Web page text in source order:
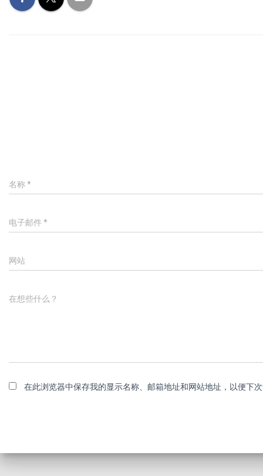
名称*
电子邮件 *
网站
在想些什么？
在此浏览器中保存我的显示名称、邮箱地址和网站地址，以便下